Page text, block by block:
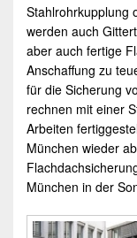
Stahlrohrkupplung
werden auch
aber auch fertige
Anschaffung zu
für die Sicherung
rechnen mit einer
Arbeiten
München wieder
München in der